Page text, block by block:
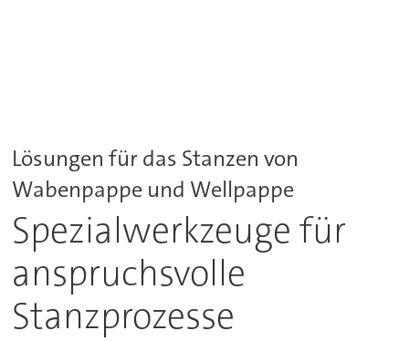
Lösungen für das Stanzen von
Wabenpappe und Wellpappe
Spezialwerkzeuge für
anspruchsvolle
Stanzprozesse